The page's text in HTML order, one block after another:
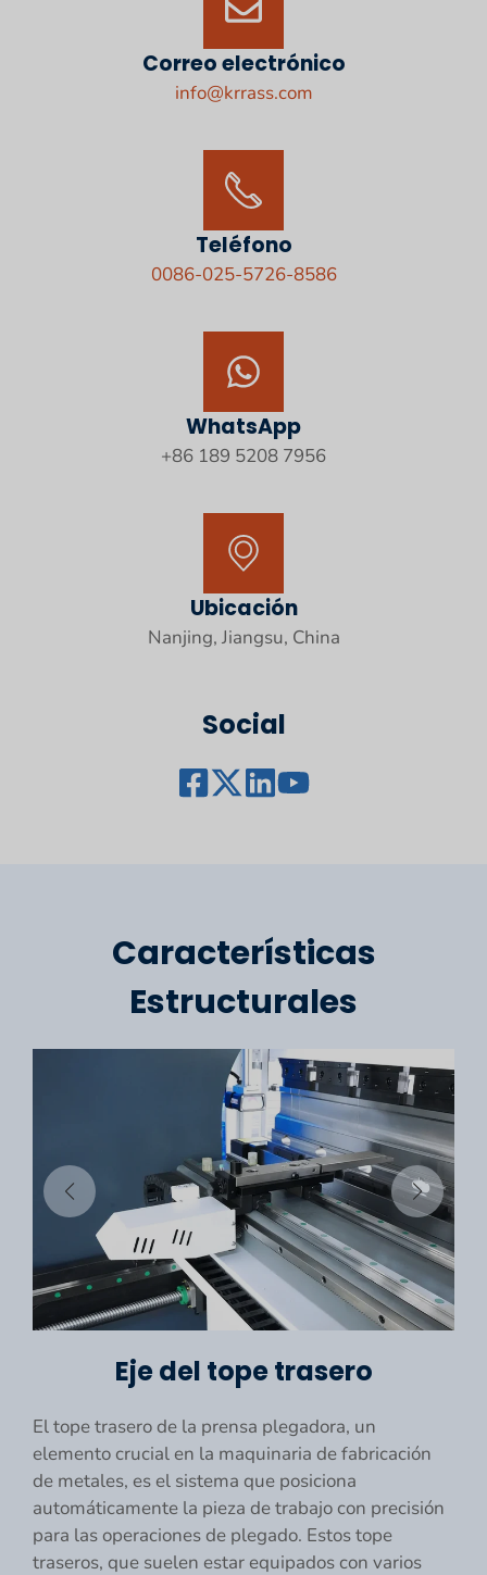
Correo electrónico
info@krrass.com
Teléfono
0086-025-5726-8586
WhatsApp
+86 189 5208 7956
Ubicación
Nanjing, Jiangsu, China
Social
Características
Estructurales
Eje del tope trasero
El tope trasero de la prensa plegadora, un
elemento crucial en la maquinaria de fabricación
de metales, es el sistema que posiciona
automáticamente la pieza de trabajo con precisión
para las operaciones de plegado. Estos tope
traseros, que suelen estar equipados con varios